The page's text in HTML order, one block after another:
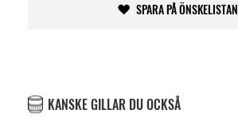
SPARA PÅ ÖNSKELISTAN
KANSKE GILLAR DU OCKSÅ